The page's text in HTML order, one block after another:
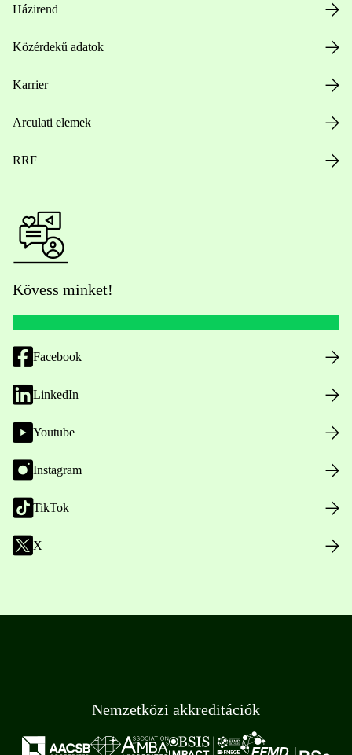
Házirend
Közérdekű adatok
Karrier
Arculati elemek
RRF
Kövess minket!
Facebook
LinkedIn
Youtube
Instagram
TikTok
X
Nemzetközi akkreditációk